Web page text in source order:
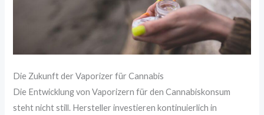
Die Zukunft der Vaporizer für Cannabis
Die Entwicklung von Vaporizern für den Cannabiskonsum
steht nicht still. Hersteller investieren kontinuierlich in